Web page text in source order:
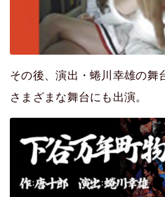
その後、演出・蜷川幸雄の舞
さまざまな舞台にも出演。